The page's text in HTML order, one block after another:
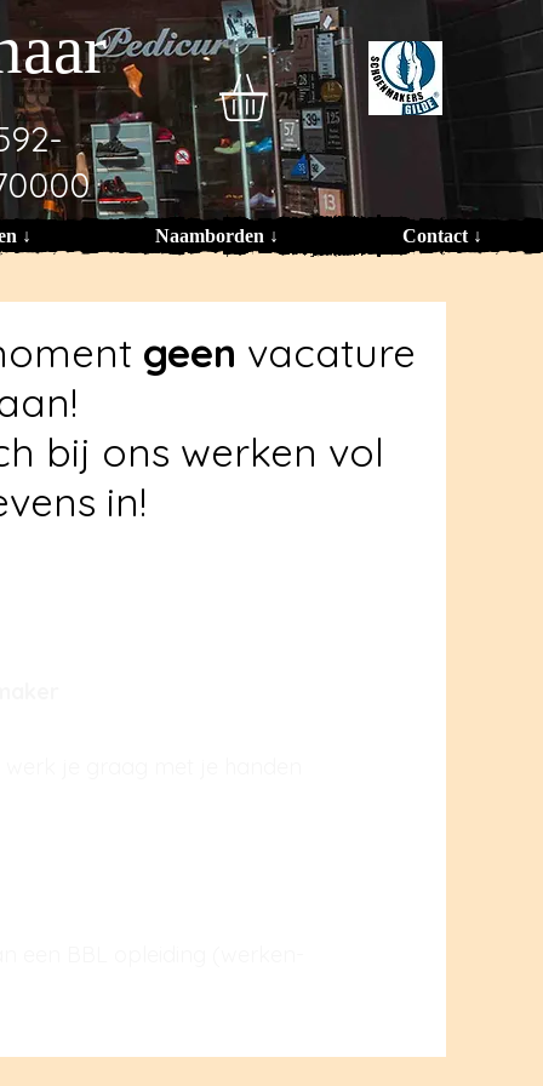
↓ Naamborden ↓ Contact ↓
geen vacature
bij ons werken vol
in!